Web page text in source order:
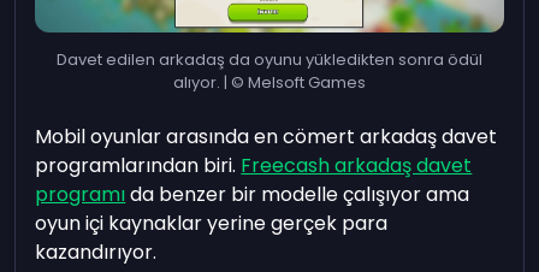
Davet edilen arkadaş da oyunu yükledikten sonra ödül
alıyor. | © Melsoft Games
Mobil oyunlar arasında en cömert arkadaş davet
programlarından biri. Freecash arkadaş davet
programıda benzer bir modelle çalışıyor ama
oyun içi kaynaklar yerine gerçek para
kazandırıyor.